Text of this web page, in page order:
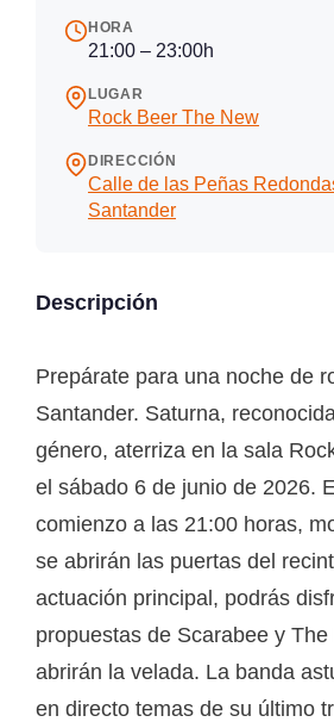
HORA
21:00 – 23:00h
LUGAR
Rock Beer The New
DIRECCIÓN
Calle de las Peñas
Santander
Descripción
Prepárate para una noche de
Santander. Saturna,
género, aterriza en la sala
el sábado 6 de junio de 2026.
comienzo a las 21:00 horas,
se abrirán las puertas del
actuación principal, podrás
propuestas de Scarabee y
abrirán la velada. La banda
en directo temas de su último